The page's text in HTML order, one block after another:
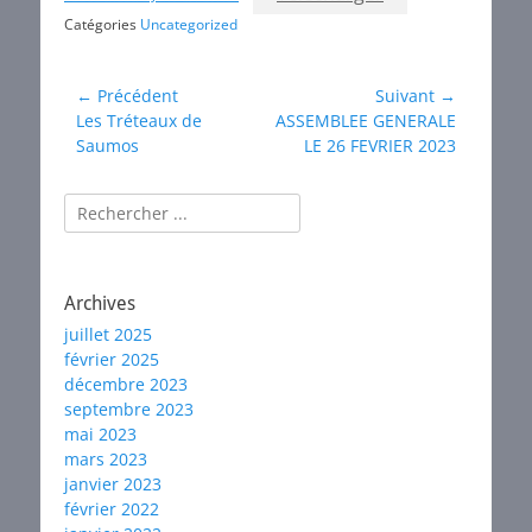
Catégories Uncategorized
Navigation
de
l’article
← Précédent
Article
précédent :
Les Tréteaux de
Saumos
Suivant →
Article
suivant :
ASSEMBLEE GENERALE
LE 26 FEVRIER 2023
Rechercher :
Archives
juillet 2025
février 2025
décembre 2023
septembre 2023
mai 2023
mars 2023
janvier 2023
février 2022